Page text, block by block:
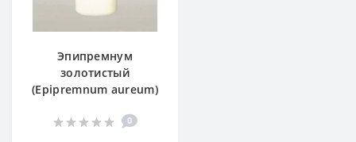
Эпипремнум
золотистый
(Epipremnum aureum)
0